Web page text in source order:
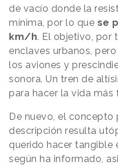
de vacío donde la
mínima, por lo que se
km/h. El objetivo, por
enclaves urbanos,
los aviones y
sonora. Un tren de
para hacer la vida más
De nuevo, el concepto
descripción resulta
querido hacer tangible
según ha informado,